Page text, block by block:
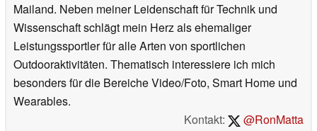
Mailand. Neben meiner Leidenschaft für Technik und
Wissenschaft schlägt mein Herz als ehemaliger
Leistungssportler für alle Arten von sportlichen
Outdooraktivitäten. Thematisch interessiere ich mich
besonders für die Bereiche Video/Foto, Smart Home und
Wearables.
Kontakt:
@RonMatta